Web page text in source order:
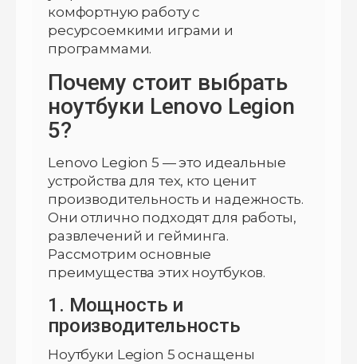
комфортную работу с
ресурсоемкими играми и
программами.
Почему стоит выбрать
ноутбуки Lenovo Legion
5?
Lenovo Legion 5 — это идеальные
устройства для тех, кто ценит
производительность и надежность.
Они отлично подходят для работы,
развлечений и гейминга.
Рассмотрим основные
преимущества этих ноутбуков.
1. Мощность и
производительность
Ноутбуки Legion 5 оснащены